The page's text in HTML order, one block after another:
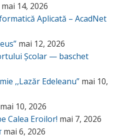
mai 14, 2026
Aplicată – AcadNet
mai 12, 2026
Școlar — baschet
,,Lazăr Edeleanu” mai 10,
mai 10, 2026
Calea Eroilor! mai 7, 2026
mai 6, 2026